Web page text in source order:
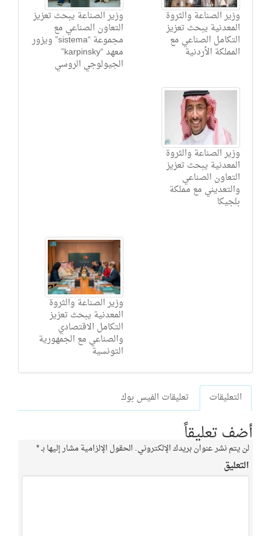
وزير الصناعة يبحث تعزيز
التعاون الصناعي مع
مجموعة “sistema” ويزور
معهد “karpinsky”
الجيولوجي الروسي
وزير الصناعة والثروة
المعدنية يبحث تعزيز
التكامل الصناعي مع
المملكة الأردنية
وزير الصناعة والثروة
المعدنية يبحث تعزيز
التعاون الصناعي
والتعديني مع مملكة
بلجيكا
وزير الصناعة والثروة
المعدنية يبحث تعزيز
التكامل الاقتصادي
والصناعي مع الجمهورية
التونسية
التعليقات تعليقات الفيس بوك
أضف تعليقاً
لن يتم نشر عنوان بريدك الإلكتروني. الحقول الإلزامية مشار إليها بـ*
التعليق